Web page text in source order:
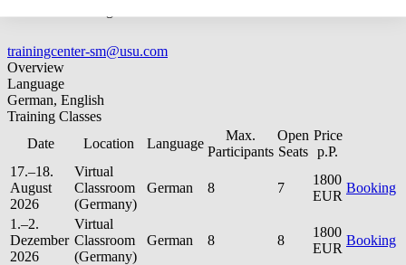
trainingcenter-sm@usu.com
Overview
Language
German, English
Training Classes
Date
Location Language
Max.
Participants
Open
Seats
Price
p.P.
17.–18.
August
2026
Virtual
Classroom
(Germany)
German 8 7
1800
EUR
Booking
1.–2.
Dezember
2026
Virtual
Classroom
(Germany)
German 8 8
1800
EUR
Booking